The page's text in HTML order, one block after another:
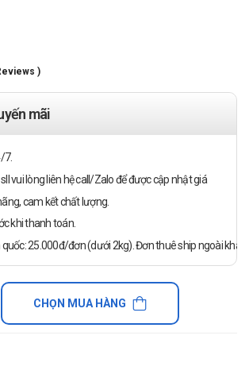
)
mãi
7.
vui lòng liên hệ call/Zalo để được cập nhật giá
cam kết chất lượng.
khi thanh toán.
25.000đ/đơn (dưới 2kg). Đơn thuê ship ngoài
CHỌN MUA HÀNG